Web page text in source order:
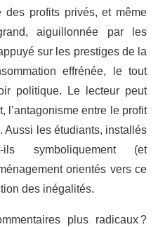
des profits privés, et même
aiguillonnée par les
sur les prestiges de la
effrénée, le tout
politique. Le lecteur peut
l’antagonisme entre le profit
Aussi les étudiants, installés
symboliquement (et
orientés vers ce
des inégalités.
plus radicaux ?